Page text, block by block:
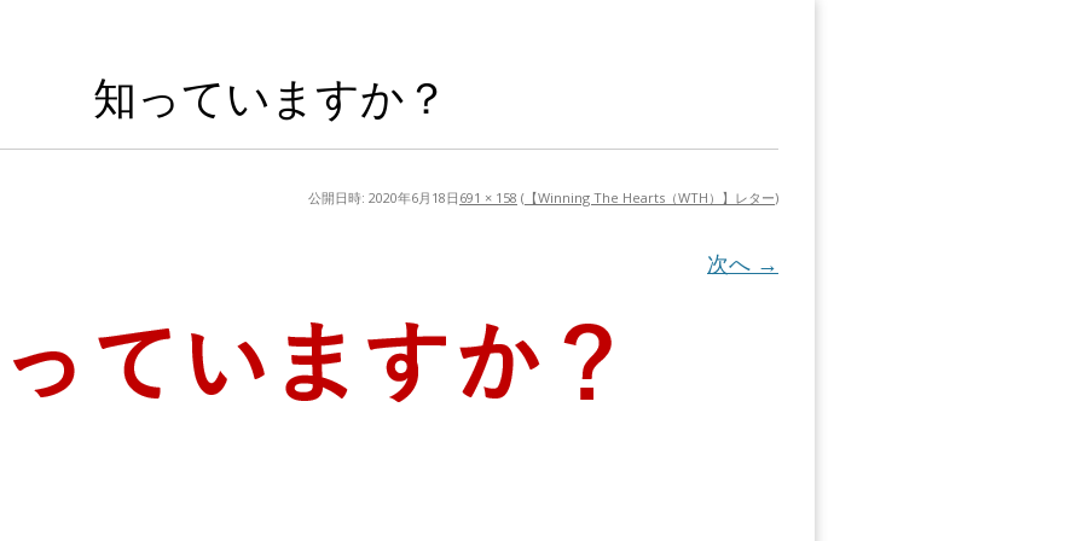
知っていますか？
公開日時: 2020年6月18日 691 × 158 ( 【Winning The Hearts（WTH）】レター)
次へ →